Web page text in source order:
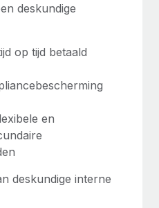
deskundige
op tijd betaald
en
deskundige interne